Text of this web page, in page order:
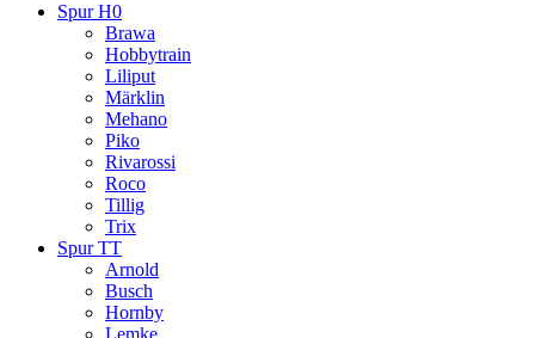
Spur H0
Brawa
Hobbytrain
Liliput
Märklin
Mehano
Piko
Rivarossi
Roco
Tillig
Trix
Spur TT
Arnold
Busch
Hornby
Lemke